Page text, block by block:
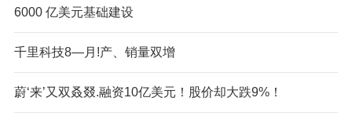
6000 亿美元基础建设
千里科技8—月!产、销量双增
蔚‘来’又双叒叕.融资10亿美元！股价却大跌9%！